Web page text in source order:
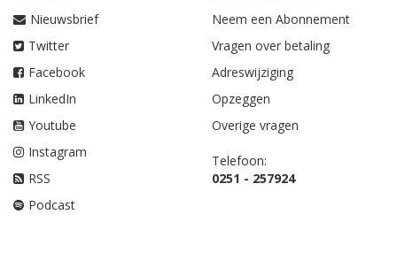
Nieuwsbrief
Twitter
Facebook
LinkedIn
Youtube
Instagram
RSS
Podcast
Neem een Abonnement
Vragen over betaling
Adreswijziging
Opzeggen
Overige vragen
Telefoon:
0251 - 257924